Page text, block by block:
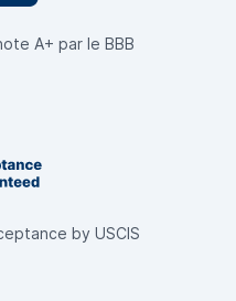
A+ par le BBB
by USCIS